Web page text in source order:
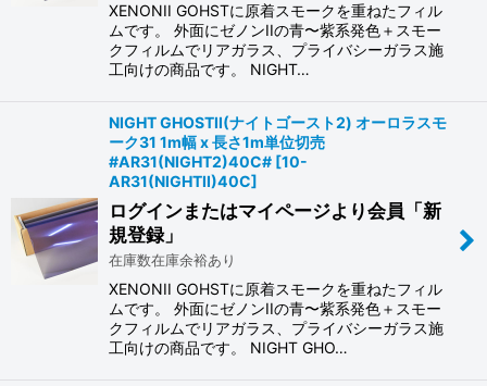
XENONII GOHSTに原着スモークを重ねたフィル
ムです。 外面にゼノンIIの青〜紫系発色＋スモー
クフィルムでリアガラス、プライバシーガラス施
工向けの商品です。 NIGHT…
NIGHT GHOSTII(ナイトゴースト2) オーロラスモ
ーク31 1m幅 x 長さ1m単位切売
#AR31(NIGHT2)40C# [10-
AR31(NIGHTII)40C]
ログインまたはマイページより会員「新
規登録」
在庫数在庫余裕あり
XENONII GOHSTに原着スモークを重ねたフィル
ムです。 外面にゼノンIIの青〜紫系発色＋スモー
クフィルムでリアガラス、プライバシーガラス施
工向けの商品です。 NIGHT GHO…